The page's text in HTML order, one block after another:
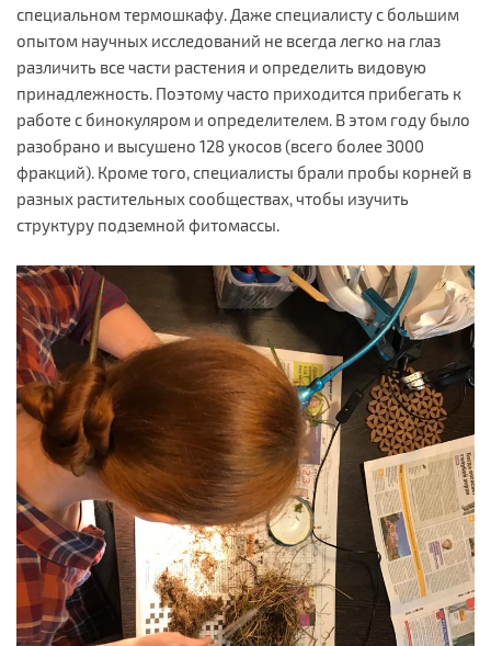
специальном термошкафу. Даже специалисту с большим
опытом научных исследований не всегда легко на глаз
различить все части растения и определить видовую
принадлежность. Поэтому часто приходится прибегать к
работе с бинокуляром и определителем. В этом году было
разобрано и высушено 128 укосов (всего более 3000
фракций). Кроме того, специалисты брали пробы корней в
разных растительных сообществах, чтобы изучить
структуру подземной фитомассы.